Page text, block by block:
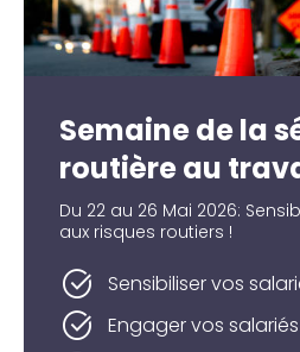
Semaine de la
routière au
Du 22 au 26 Mai 2026:
aux risques routiers !
Sensibiliser vos
Engager vos salariés